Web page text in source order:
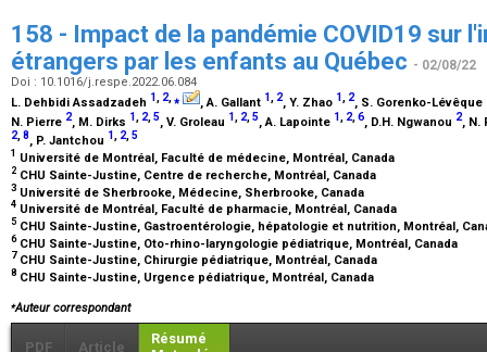
158 - Impact de la pandémie COVID19 sur
étrangers par les enfants au Québec - 02/08/22
Doi : 10.1016/j.respe.2022.06.084
L. Dehbidi Assadzadeh 1, 2,⁎ , A. Gallant 1, 2, Y. Zhao 1, 2, S. Gorenko-Lévêque
N. Pierre 2, M. Dirks 1 2 5, V. Groleau 1 2 5, A. Lapointe 1 2 6, D.H. Ngwanou 2, N.
2,8, P. Jantchou 1 , 2,5
1 Université de Montréal, Faculté de médecine, Montréal, Canada
2 CHU Sainte-Justine, Centre de recherche, Montréal, Canada
3 Université de Sherbrooke, Médecine, Sherbrooke, Canada
4 Université de Montréal, Faculté de pharmacie, Montréal, Canada
5 CHU Sainte-Justine, Gastroentérologie, hépatologie et nutrition, Montréal,
6CHU Sainte-Justine, Oto-rhino-laryngologie pédiatrique, Montréal, Canada
7 CHU Sainte-Justine, Chirurgie pédiatrique, Montréal, Canada
8 CHU Sainte-Justine, Urgence pédiatrique, Montréal, Canada
⁎Auteur correspondant
PDF Article
Résumé